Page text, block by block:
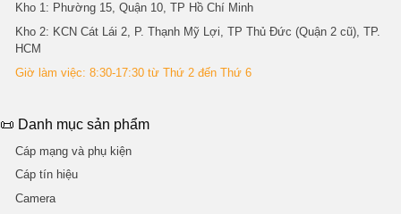
Kho 1: Phường 15, Quận 10, TP Hồ Chí Minh
Kho 2: KCN Cát Lái 2, P. Thạnh Mỹ Lợi, TP Thủ Đức (Quận 2 cũ), TP.
HCM
Giờ làm việc: 8:30-17:30 từ Thứ 2 đến Thứ 6
📜 Danh mục sản phẩm
Cáp mạng và phụ kiện
Cáp tín hiệu
Camera